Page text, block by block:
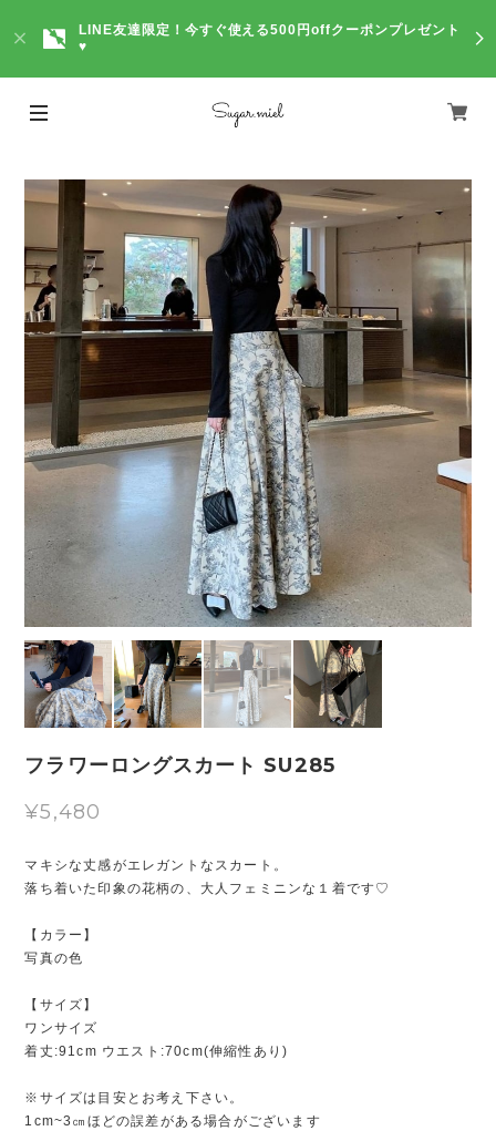
LINE友達限定！今すぐ使える500円offクーポンプレゼント
♥
フラワーロングスカート SU285
¥5,480
マキシな丈感がエレガントなスカート。
落ち着いた印象の花柄の、大人フェミニンな１着です♡
【カラー】
写真の色
【サイズ】
ワンサイズ
着丈:91cm ウエスト:70cm(伸縮性あり)
※サイズは目安とお考え下さい。
1cm~3㎝ほどの誤差がある場合がございます